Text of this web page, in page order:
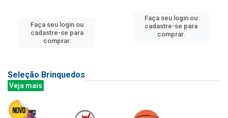
Faça seu login ou
cadastre-se para
comprar.
Faça seu login ou
cadastre-se para
comprar.
Seleção Brinquedos
Veja mais